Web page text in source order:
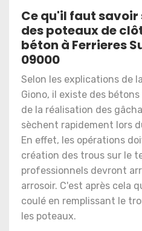
Ce qu'il faut savoir
des poteaux de
béton à Ferrieres
09000
Selon les explications de
Giono, il existe des
de la réalisation des
sèchent rapidement lors
En effet, les opérations
création des trous sur le
professionnels devront
arrosoir. C'est après cela
coulé en remplissant le
les poteaux.